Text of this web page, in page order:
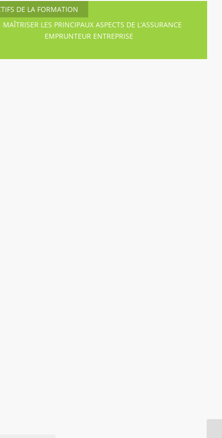
DE LA FORMATION
MAÎTRISER LES PRINCIPAUX ASPECTS DE L’ASSURANCE
EMPRUNTEUR ENTREPRISE